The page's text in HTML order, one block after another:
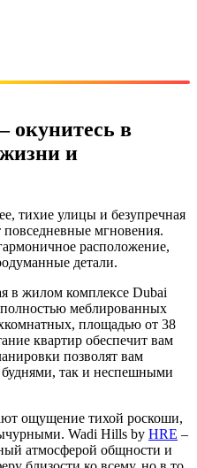
окунитесь в
и
тихие улицы и безупречная
мгновения.
расположение,
детали.
в жилом комплексе Dubai
полностью меблированных
площадью от 38
квартир обеспечит вам
позволят вам
так и неспешными
ощущение тихой роскоши,
Wadi Hills by HRE –
атмосферой общности и